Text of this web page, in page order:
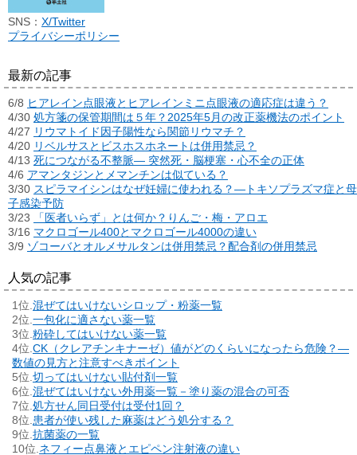
SNS： X/Twitter
プライバシーポリシー
最新の記事
6/8 ヒアレイン点眼液とヒアレインミニ点眼液の適応症は違う？
4/30 処方箋の保管期間は５年？2025年5月の改正薬機法のポイント
4/27 リウマトイド因子陽性なら関節リウマチ？
4/20 リベルサスとビスホスホネートは併用禁忌？
4/13 死につながる不整脈― 突然死・脳梗塞・心不全の正体
4/6 アマンタジンとメマンチンは似ている？
3/30 スピラマイシンはなぜ妊婦に使われる？―トキソプラズマ症と母
子感染予防
3/23
「医者いらず」とは何か？りんご・梅・アロエ
3/16 マクロゴール400とマクロゴール4000の違い
3/9 ゾコーバとオルメサルタンは併用禁忌？配合剤の併用禁忌
人気の記事
混ぜてはいけないシロップ・粉薬一覧
一包化に適さない薬一覧
粉砕してはいけない薬一覧
CK（クレアチンキナーゼ）値がどのくらいになったら危険？―
数値の見方と注意すべきポイント
切ってはいけない貼付剤一覧
混ぜてはいけない外用薬一覧－塗り薬の混合の可否
処方せん同日受付は受付1回？
患者が使い残した麻薬はどう処分する？
抗菌薬の一覧
ネフィー点鼻液とエピペン注射液の違い